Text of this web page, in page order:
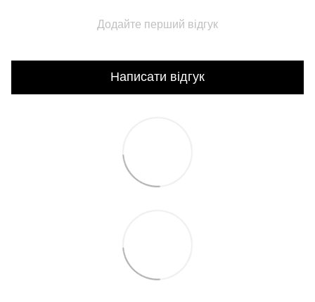
Додайте перший відгук
Написати відгук